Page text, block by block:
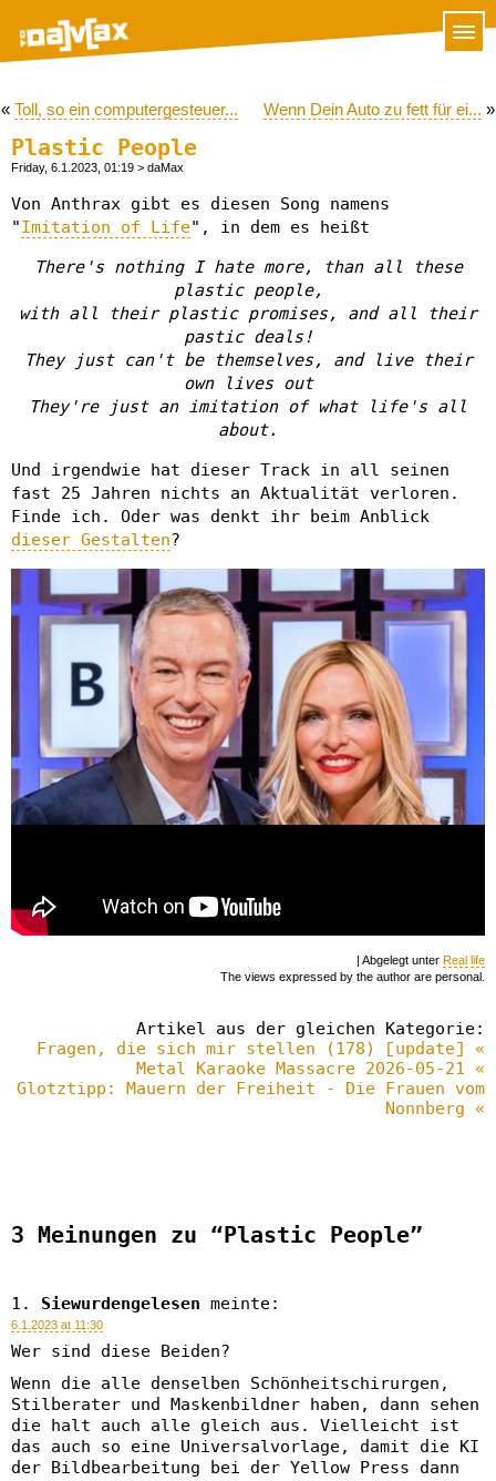
« Toll, so ein computergesteuer... Wenn Dein Auto zu fett für ei... »
Plastic People
Friday, 6.1.2023, 01:19 > daMax
Von Anthrax gibt es diesen Song namens
"Imitation of Life", in dem es heißt
There's nothing I hate more, than all these
plastic people,
with all their plastic promises, and all their
pastic deals!
They just can't be themselves, and live their
own lives out
They're just an imitation of what life's all
about.
Und irgendwie hat dieser Track in all seinen
fast 25 Jahren nichts an Aktualität verloren.
Finde ich. Oder was denkt ihr beim Anblick
dieser Gestalten?
| Abgelegt unter Real life
The views expressed by the author are personal.
Artikel aus der gleichen Kategorie:
Fragen, die sich mir stellen (178) [update] «
Metal Karaoke Massacre 2026-05-21 «
Glotztipp: Mauern der Freiheit - Die Frauen vom
Nonnberg «
3 Meinungen zu “Plastic People”
Siewurdengelesen meinte:
6.1.2023 at 11:30
Wer sind diese Beiden?
Wenn die alle denselben Schönheitschirurgen,
Stilberater und Maskenbildner haben, dann sehen
die halt auch alle gleich aus. Vielleicht ist
das auch so eine Universalvorlage, damit die KI
der Bildbearbeitung bei der Yellow Press dann